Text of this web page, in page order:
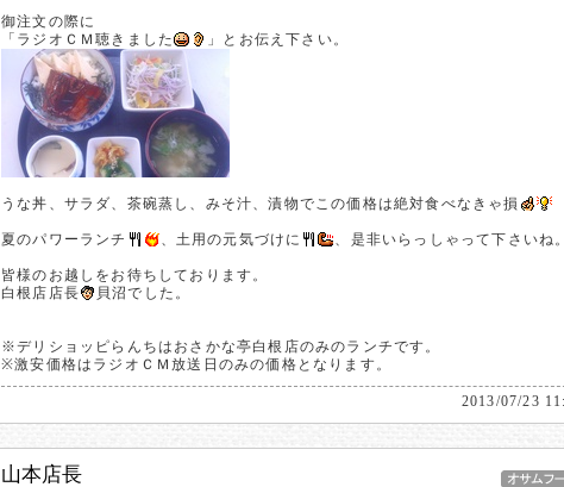
御注文の際に
「ラジオＣＭ聴きました
」とお伝え下さい。
うな丼、サラダ、茶碗蒸し、みそ汁、漬物でこの価格は絶対食べなきゃ損
夏のパワーランチ 、土用の元気づけに 、是非いらっしゃって下さいね
皆様のお越しをお待ちしております。
白根店店長
貝沼でした。
※デリショッピらんちはおさかな亭白根店のみのランチです。
※激安価格はラジオＣＭ放送日のみの価格となります。
2013/07/23
山本店長